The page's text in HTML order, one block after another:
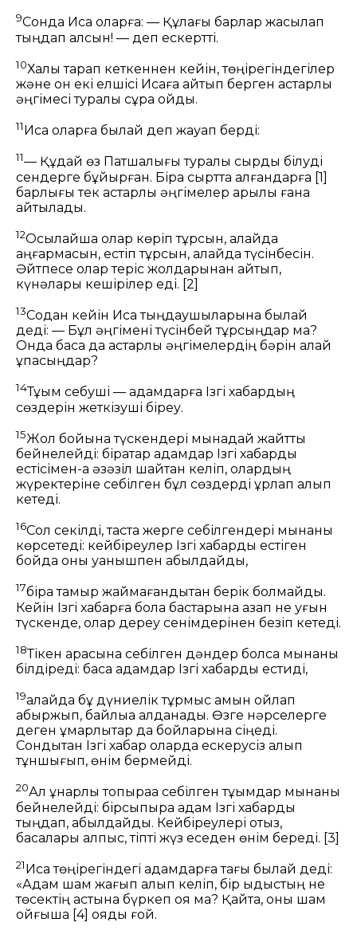
9Сонда Иса оларға: — Құлағы барлар жақсылап
тыңдап алсын! — деп ескертті.
10Халық тарап кеткеннен кейін, төңірегіндегілер
және он екі елшісі Исаға айтып берген астарлы
әңгімесі туралы сұрақ қойды.
11 Иса оларға былай деп жауап берді:
11— Құдай өз Патшалығы туралы сырды білуді
сендерге бұйырған. Бірақ сыртта қалғандарға [1]
барлығы тек астарлы әңгімелер арқылы ғана
айтылады.
12Осылайша олар көріп тұрсын, алайда
аңғармасын, естіп тұрсын, алайда түсінбесін.
Әйтпесе олар теріс жолдарынан қайтып,
күнәлары кешірілер еді. [2]
13Содан кейін Иса тыңдаушыларына былай
деді: — Бұл әңгімені түсінбей тұрсыңдар ма?
Онда басқа да астарлы әңгімелердің бәрін қалай
ұқпақсыңдар?
14Тұқым себуші — адамдарға Ізгі хабардың
сөздерін жеткізуші біреу.
15Жол бойына түскендері мынадай жайтты
бейнелейді: бірқатар адамдар Ізгі хабарды
естісімен-ақ әзәзіл шайтан келіп, олардың
жүректеріне себілген бұл сөздерді ұрлап алып
кетеді.
16Сол секілді, тастақ жерге себілгендері мынаны
көрсетеді: кейбіреулер Ізгі хабарды естіген
бойда оны қуанышпен қабылдайды,
17бірақ тамыр жаймағандықтан берік болмайды.
Кейін Ізгі хабарға бола бастарына азап не қуғын
түскенде, олар дереу сенімдерінен безіп кетеді.
18Тікен арасына себілген дәндер болса мынаны
білдіреді: басқа адамдар Ізгі хабарды естиді,
19алайда бұ дүниелік тұрмыс қамын ойлап
абыржып, байлыққа алданады. Өзге нәрселерге
деген құмарлықтар да бойларына сіңеді.
Сондықтан Ізгі хабар оларда ескерусіз қалып
тұншығып, өнім бермейді.
20Ал құнарлы топыраққа себілген тұқымдар мынаны
бейнелейді: бірсыпыра адам Ізгі хабарды
тыңдап, қабылдайды. Кейбіреулері отыз,
басқалары алпыс, тіпті жүз еседен өнім береді. [3]
21Иса төңірегіндегі адамдарға тағы былай деді:
«Адам шам жағып алып келіп, бір ыдыстың не
төсектің астына бүркеп қоя ма? Қайта, оны шам
қойғышқа [4] қояды ғой.